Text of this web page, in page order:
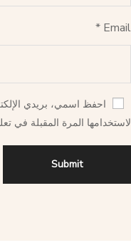
Email
*
احفظ اسمي، بريدي
لاستخدامها المرة المقبلة في